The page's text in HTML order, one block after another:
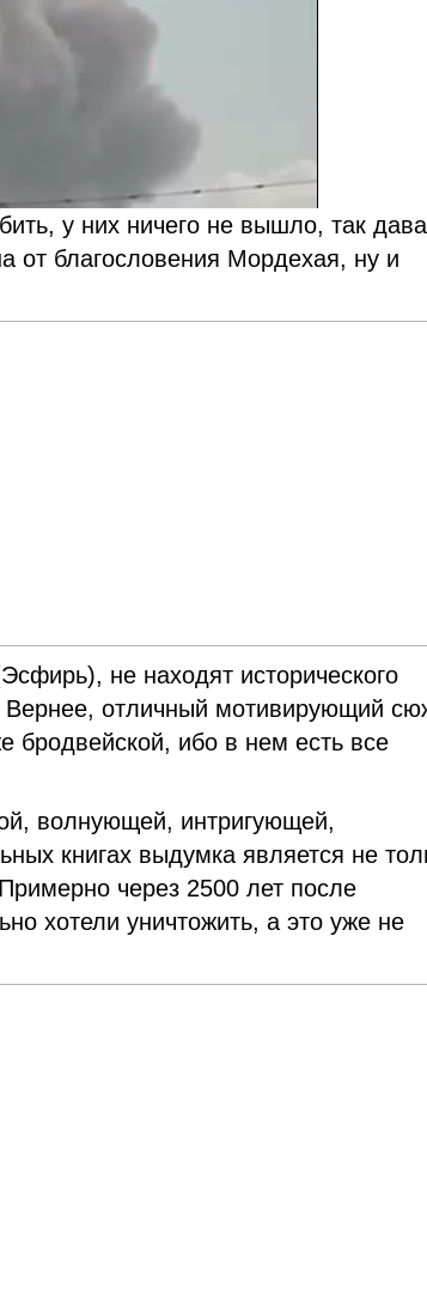
у них ничего не вышло, так
от благословения Мордехая, ну и
не находят исторического
отличный мотивирующий
бродвейской, ибо в нем есть все
волнующей, интригующей,
книгах выдумка является не
через 2500 лет после
хотели уничтожить, а это уже не